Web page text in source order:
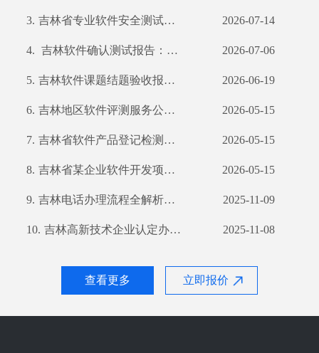
查看更多 立即报价
3. 吉林省专业软件安全测试服务提供商——全面细致的测试报告 2026-07-14
4. 吉林软件确认测试报告：品质卓越，专业可靠 2026-07-06
5. 吉林软件课题结题验收报告：全面解析我公司技术实力 2026-06-19
6. 吉林地区软件评测服务公司之专业解读 2026-05-15
7. 吉林省软件产品登记检测分析报告 2026-05-15
8. 吉林省某企业软件开发项目验收测试报告详解 2026-05-15
9. 吉林电话办理流程全解析：办理电话就选这，无需繁琐手续和材料齐全时行流畅地顺畅沟通 2025-11-09
10. 吉林高新技术企业认定办理流程与所需材料解析 2025-11-08